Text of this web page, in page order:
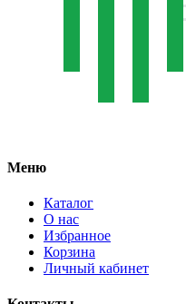
Меню
Каталог
О нас
Избранное
Корзина
Личный кабинет